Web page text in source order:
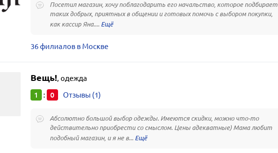
Посетил магазин, хочу поблагодарить его начальство, которое подбирает
таких добрых, приятных в общении и готовых помочь с выбором покупки,
как кассир Яна....
36 филиалов в Москве
Вещь!, одежда
1 : 0 Отзывы (1)
Абсолютно большой выбор одежды. Имеются скидки, можно что-то
действительно приобрести со смыслом. Цены адекватные) Мама любит
подобный магазин, и я не в...